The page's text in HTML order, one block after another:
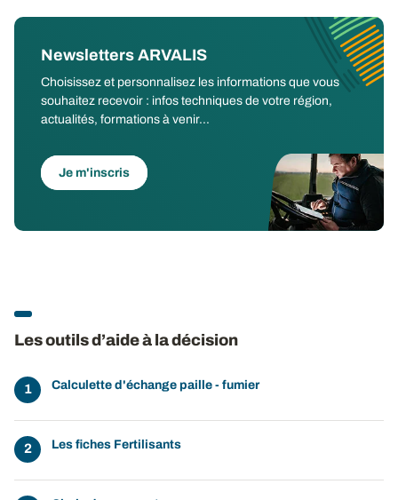
Newsletters ARVALIS
Choisissez et personnalisez les informations que vous
souhaitez recevoir : infos techniques de votre région,
actualités, formations à venir...
Je m'inscris
Les outils d’aide à la décision
Calculette d'échange paille - fumier
Les fiches Fertilisants